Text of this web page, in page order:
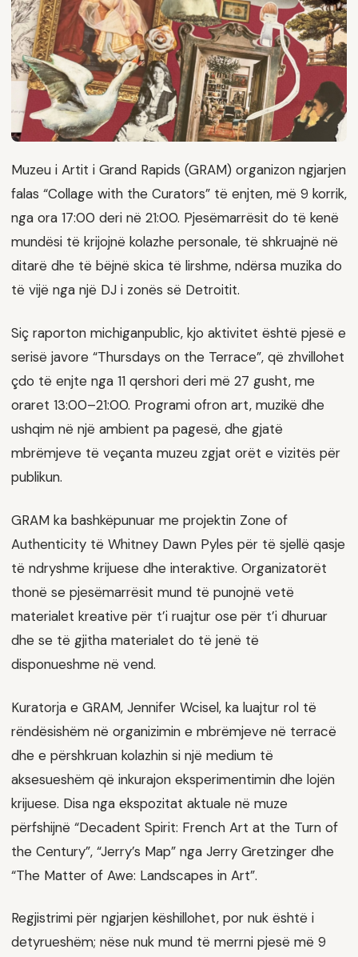
Muzeu i Artit i Grand Rapids (GRAM) organizon ngjarjen
falas “Collage with the Curators” të enjten, më 9 korrik,
nga ora 17:00 deri në 21:00. Pjesëmarrësit do të kenë
mundësi të krijojnë kolazhe personale, të shkruajnë në
ditarë dhe të bëjnë skica të lirshme, ndërsa muzika do
të vijë nga një DJ i zonës së Detroitit.
Siç raporton michiganpublic, kjo aktivitet është pjesë e
serisë javore “Thursdays on the Terrace”, që zhvillohet
çdo të enjte nga 11 qershori deri më 27 gusht, me
oraret 13:00–21:00. Programi ofron art, muzikë dhe
ushqim në një ambient pa pagesë, dhe gjatë
mbrëmjeve të veçanta muzeu zgjat orët e vizitës për
publikun.
GRAM ka bashkëpunuar me projektin Zone of
Authenticity të Whitney Dawn Pyles për të sjellë qasje
të ndryshme krijuese dhe interaktive. Organizatorët
thonë se pjesëmarrësit mund të punojnë vetë
materialet kreative për t’i ruajtur ose për t’i dhuruar
dhe se të gjitha materialet do të jenë të
disponueshme në vend.
Kuratorja e GRAM, Jennifer Wcisel, ka luajtur rol të
rëndësishëm në organizimin e mbrëmjeve në terracë
dhe e përshkruan kolazhin si një medium të
aksesueshëm që inkurajon eksperimentimin dhe lojën
krijuese. Disa nga ekspozitat aktuale në muze
përfshijnë “Decadent Spirit: French Art at the Turn of
the Century”, “Jerry’s Map” nga Jerry Gretzinger dhe
“The Matter of Awe: Landscapes in Art”.
Regjistrimi për ngjarjen këshillohet, por nuk është i
detyrueshëm; nëse nuk mund të merrni pjesë më 9